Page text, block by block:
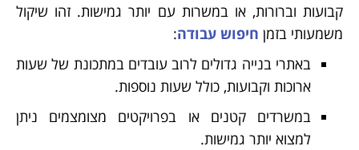
קבועות וברורות, או במשרות עם יותר גמישות. זהו שיקול
משמעותי בזמן חיפוש עבודה:
באתרי בנייה גדולים לרוב עובדים במתכונת של שעות
ארוכות וקבועות, כולל שעות נוספות.
במשרדים קטנים או בפרויקטים מצומצמים ניתן
למצוא יותר גמישות.